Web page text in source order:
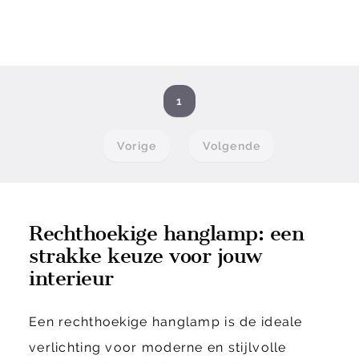
Vorige
1
Volgende
Rechthoekige hanglamp: een
strakke keuze voor jouw
interieur
Een rechthoekige hanglamp is de ideale
verlichting voor moderne en stijlvolle